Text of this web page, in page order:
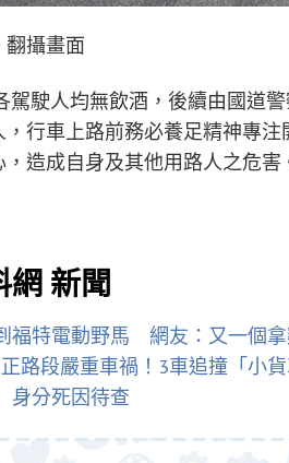
攝畫面
駕駛人均無飲酒，後續由國道
行車上路前務必養足精神專
造成自身及其他用路人之危害
網 新聞
福特電動野馬 網友：又一個
路段嚴重車禍！3車追撞「小
分死因待查